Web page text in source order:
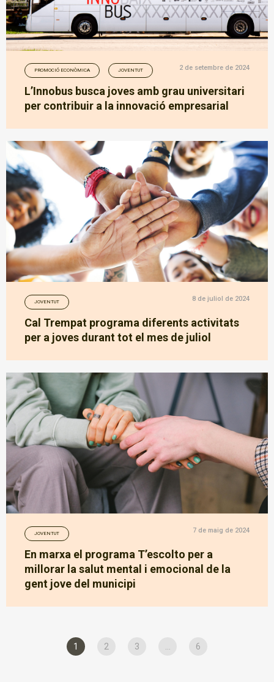
PROMOCIÓ ECONÒMICA JOVENTUT 2 de setembre de 2024
L’Innobus busca joves amb grau universitari
per contribuir a la innovació empresarial
JOVENTUT 8 de juliol de 2024
Cal Trempat programa diferents activitats
per a joves durant tot el mes de juliol
JOVENTUT 7 de maig de 2024
En marxa el programa T’escolto per a
millorar la salut mental i emocional de la
gent jove del municipi
1 2 3 6